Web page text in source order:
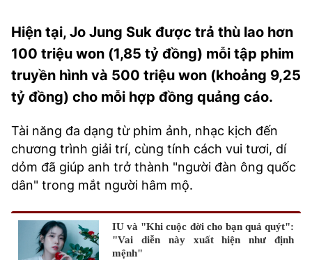
Hiện tại, Jo Jung Suk được trả thù lao hơn
100 triệu won (1,85 tỷ đồng) mỗi tập phim
truyền hình và 500 triệu won (khoảng 9,25
tỷ đồng) cho mỗi hợp đồng quảng cáo.
Tài năng đa dạng từ phim ảnh, nhạc kịch đến
chương trình giải trí, cùng tính cách vui tươi, dí
dỏm đã giúp anh trở thành "người đàn ông quốc
dân" trong mắt người hâm mộ.
IU và "Khi cuộc đời cho bạn quả quýt":
"Vai diễn này xuất hiện như định
mệnh"